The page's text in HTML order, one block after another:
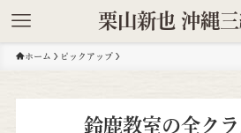
栗山新也 沖縄
ホーム ピックアップ
鈴鹿教室の全ク